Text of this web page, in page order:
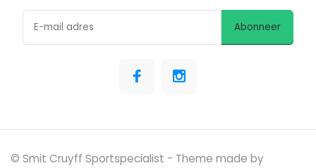
Abonneer
© Smit Cruyff Sportspecialist - Theme made by